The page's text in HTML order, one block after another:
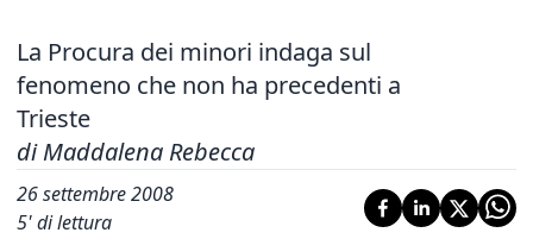
La Procura dei minori indaga sul
fenomeno che non ha precedenti a
Trieste
di Maddalena Rebecca
26 settembre 2008
5' di lettura